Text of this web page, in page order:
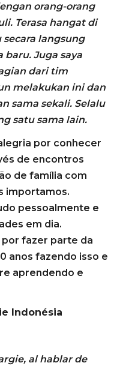
orang-orang
Terasa hangat di
langsung
Juga saya
dari tim
melakukan ini dan
sama sekali. Selalu
satu sama lain.
por conhecer
de encontros
de família com
importamos.
pessoalmente e
em dia.
fazer parte da
anos fazendo isso e
aprendendo e
Indonésia
al hablar de